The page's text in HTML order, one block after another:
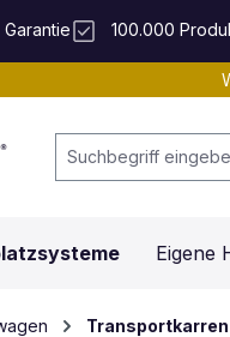
100.000
Eigene
Transportkarren